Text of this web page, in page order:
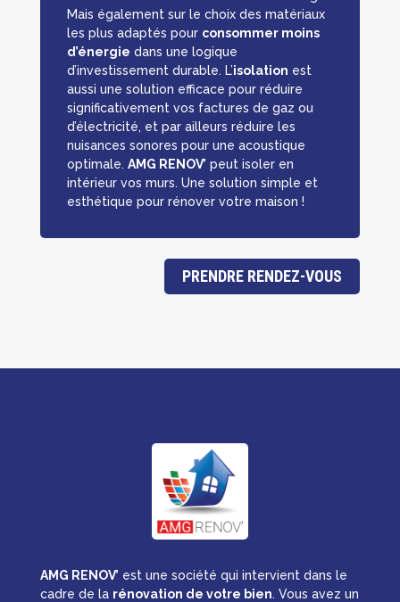
Mais également sur le choix des matériaux
les plus adaptés pour consommer moins
d’énergie dans une logique
d’investissement durable. L’isolation est
aussi une solution efficace pour réduire
significativement vos factures de gaz ou
d’électricité, et par ailleurs réduire les
nuisances sonores pour une acoustique
optimale. AMG RENOV’ peut isoler en
intérieur vos murs. Une solution simple et
esthétique pour rénover votre maison !
PRENDRE RENDEZ-VOUS
AMG RENOV’ est une société qui intervient dans le
cadre de la rénovation de votre bien. Vous avez un